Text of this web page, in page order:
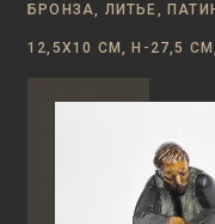
БРОНЗА, ЛИТЬЕ,
12,5Х10 СМ, Н-27,5